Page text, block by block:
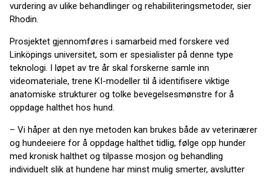
vurdering av ulike behandlinger og rehabiliteringsmetoder, sier
Rhodin.
Prosjektet gjennomføres i samarbeid med forskere ved
Linköpings universitet, som er spesialister på denne type
teknologi. I løpet av tre år skal forskerne samle inn
videomateriale, trene KI-modeller til å identifisere viktige
anatomiske strukturer og tolke bevegelsesmønstre for å
oppdage halthet hos hund.
– Vi håper at den nye metoden kan brukes både av veterinærer
og hundeeiere for å oppdage halthet tidlig, følge opp hunder
med kronisk halthet og tilpasse mosjon og behandling
individuelt slik at hundene har minst mulig smerter, avslutter